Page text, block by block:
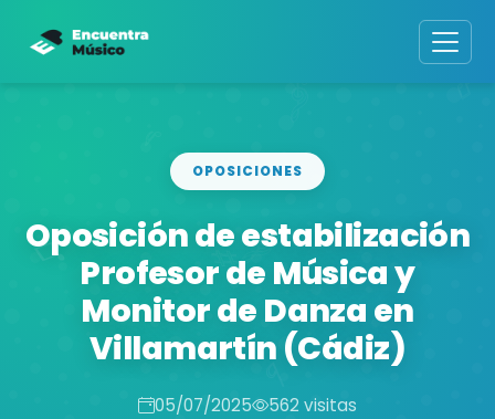
OPOSICIONES
Oposición de estabilización
Profesor de Música y
Monitor de Danza en
Villamartín (Cádiz)
05/07/2025 562 visitas